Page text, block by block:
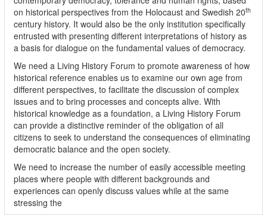
on historical perspectives from the Holocaust and Swedish 20th
century history. It would also be the only institution specifically
entrusted with presenting different interpretations of history as
a basis for dialogue on the fundamental values of democracy.
We need a Living History Forum to promote awareness of how
historical reference enables us to examine our own age from
different perspectives, to facilitate the discussion of complex
issues and to bring processes and concepts alive. With
historical knowledge as a foundation, a Living History Forum
can provide a distinctive reminder of the obligation of all
citizens to seek to understand the consequences of eliminating
democratic balance and the open society.
We need to increase the number of easily accessible meeting
places where people with different backgrounds and
experiences can openly discuss values while at the same
stressing the